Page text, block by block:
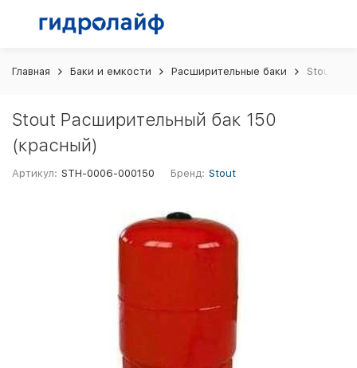
Главная Баки и емкости Расширительные баки Stout
Stout Расширительный бак 150
(красный)
Артикул: STH-0006-000150 Бренд: Stout